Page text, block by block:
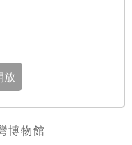
博物館